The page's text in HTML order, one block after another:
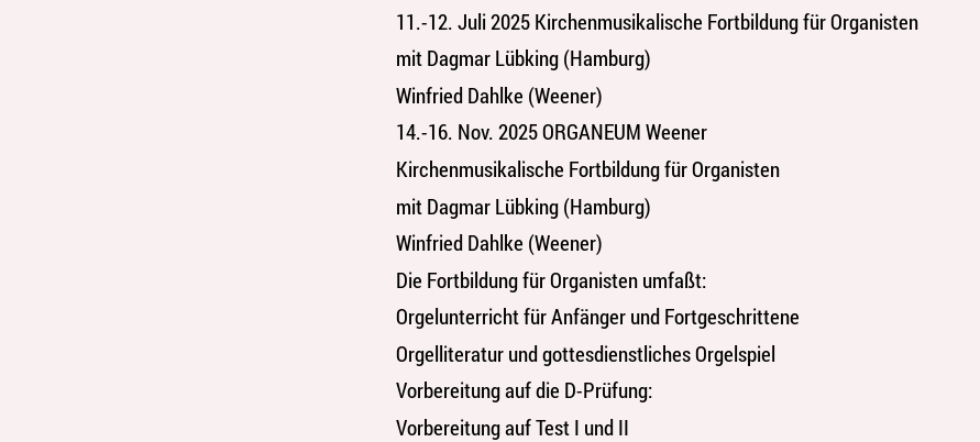
11.-12. Juli 2025 Kirchenmusikalische Fortbildung für Organisten
mit Dagmar Lübking (Hamburg)
Winfried Dahlke (Weener)
14.-16. Nov. 2025 ORGANEUM Weener
Kirchenmusikalische Fortbildung für Organisten
mit Dagmar Lübking (Hamburg)
Winfried Dahlke (Weener)
Die Fortbildung für Organisten umfaßt:
Orgelunterricht für Anfänger und Fortgeschrittene
Orgelliteratur und gottesdienstliches Orgelspiel
Vorbereitung auf die D-Prüfung:
Vorbereitung auf Test I und II